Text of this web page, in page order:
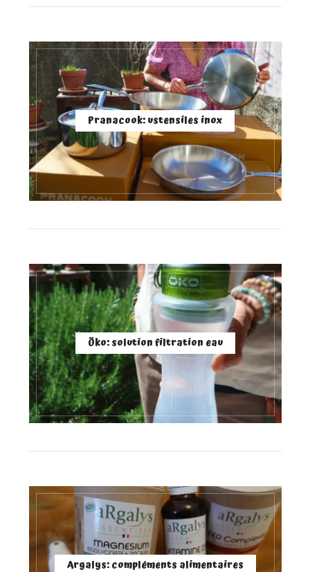
Pranacook: ustensiles inox
Öko: solution filtration eau
Argalys: compléments alimentaires